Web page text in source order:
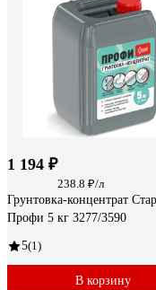
1 194 ₽
238.8 ₽/л
Грунтовка-концентрат
Профи 5 кг 3277/3590
5(1)
В корзину